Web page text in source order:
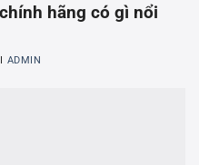
hãng có gì nổi
ADMIN